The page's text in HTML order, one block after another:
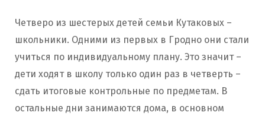
Четверо из шестерых детей семьи Кутаковых –
школьники. Одними из первых в Гродно они стали
учиться по индивидуальному плану. Это значит –
дети ходят в школу только один раз в четверть –
сдать итоговые контрольные по предметам. В
остальные дни занимаются дома, в основном